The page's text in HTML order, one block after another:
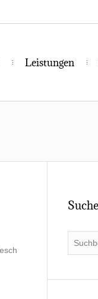
Leis­tun­gen
Suche